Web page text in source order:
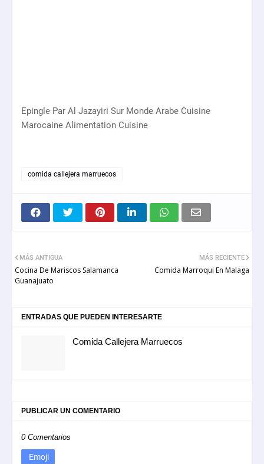
Epingle Par Al Jazayiri Sur Monde Arabe Cuisine
Marocaine Alimentation Cuisine
comida callejera marruecos
MÁS RECIENTE
Comida Marroqui En Malaga
MÁS ANTIGUA
Cocina De Mariscos Salamanca
Guanajuato
ENTRADAS QUE PUEDEN INTERESARTE
Comida Callejera Marruecos
PUBLICAR UN COMENTARIO
0 Comentarios
Emoji